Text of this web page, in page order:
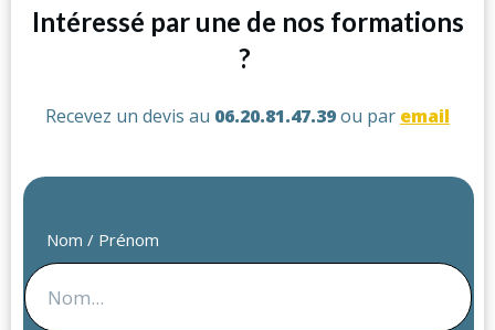
Intéressé par une de nos formations
?
Recevez un devis au 06.20.81.47.39ou par email
Nom / Prénom